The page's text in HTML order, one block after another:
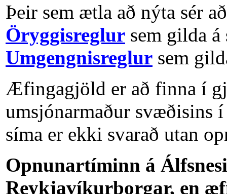
Þeir sem ætla að nýta sér
Öryggisreglur sem gilda
Umgengnisreglur sem
Æfingagjöld er að finna í
umsjónarmaður svæðisins
síma er ekki svarað utan
Opnunartíminn á
Reykjavíkurborgar, en